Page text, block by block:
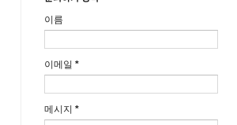
이름
이메일 *
메시지 *